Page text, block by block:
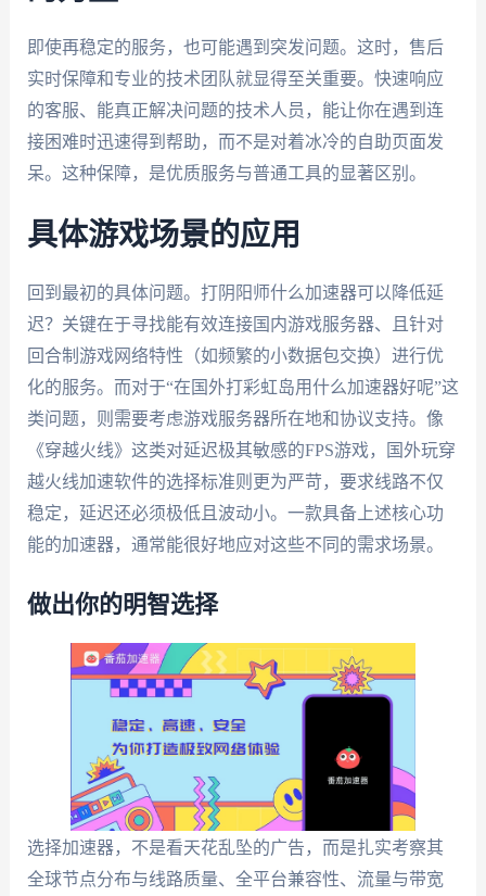
即使再稳定的服务，也可能遇到突发问题。这时，售后
实时保障和专业的技术团队就显得至关重要。快速响应
的客服、能真正解决问题的技术人员，能让你在遇到连
接困难时迅速得到帮助，而不是对着冰冷的自助页面发
呆。这种保障，是优质服务与普通工具的显著区别。
具体游戏场景的应用
回到最初的具体问题。打阴阳师什么加速器可以降低延
迟？关键在于寻找能有效连接国内游戏服务器、且针对
回合制游戏网络特性（如频繁的小数据包交换）进行优
化的服务。而对于“在国外打彩虹岛用什么加速器好呢”这
类问题，则需要考虑游戏服务器所在地和协议支持。像
《穿越火线》这类对延迟极其敏感的FPS游戏，国外玩穿
越火线加速软件的选择标准则更为严苛，要求线路不仅
稳定，延迟还必须极低且波动小。一款具备上述核心功
能的加速器，通常能很好地应对这些不同的需求场景。
做出你的明智选择
选择加速器，不是看天花乱坠的广告，而是扎实考察其
全球节点分布与线路质量、全平台兼容性、流量与带宽